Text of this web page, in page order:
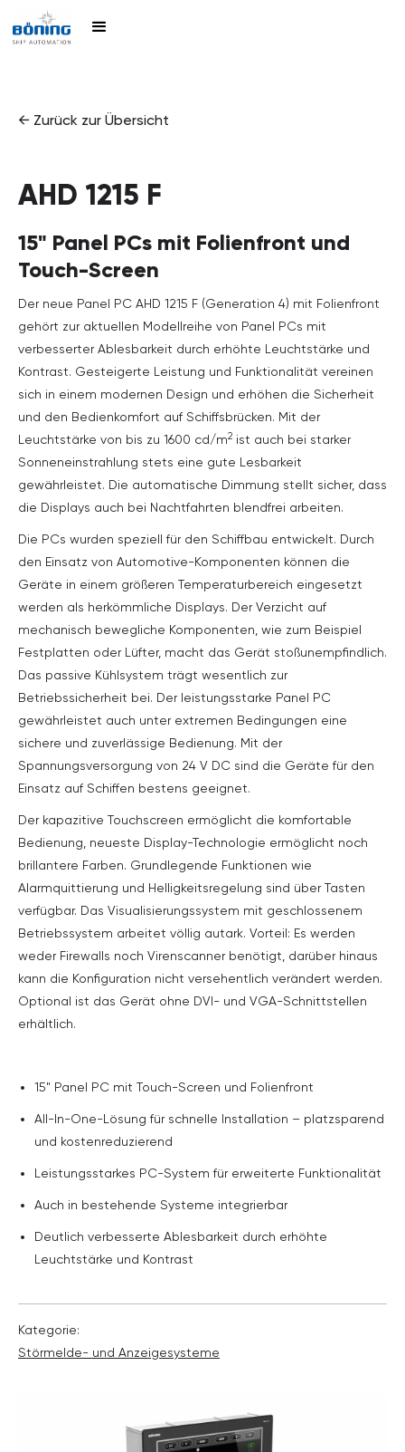
← Zurück zur Übersicht
AHD 1215 F
15" Panel PCs mit Folienfront und
Touch-Screen
Der neue Panel PC AHD 1215 F (Generation 4) mit Folienfront
gehört zur aktuellen Modellreihe von Panel PCs mit
verbesserter Ablesbarkeit durch erhöhte Leuchtstärke und
Kontrast. Gesteigerte Leistung und Funktionalität vereinen
sich in einem modernen Design und erhöhen die Sicherheit
und den Bedienkomfort auf Schiffsbrücken. Mit der
Leuchtstärke von bis zu 1600 cd/m2 ist auch bei starker
Sonneneinstrahlung stets eine gute Lesbarkeit
gewährleistet. Die automatische Dimmung stellt sicher, dass
die Displays auch bei Nachtfahrten blendfrei arbeiten.
Die PCs wurden speziell für den Schiffbau entwickelt. Durch
den Einsatz von Automotive-Komponenten können die
Geräte in einem größeren Temperaturbereich eingesetzt
werden als herkömmliche Displays. Der Verzicht auf
mechanisch bewegliche Komponenten, wie zum Beispiel
Festplatten oder Lüfter, macht das Gerät stoßunempfindlich.
Das passive Kühlsystem trägt wesentlich zur
Betriebssicherheit bei. Der leistungsstarke Panel PC
gewährleistet auch unter extremen Bedingungen eine
sichere und zuverlässige Bedienung. Mit der
Spannungsversorgung von 24 V DC sind die Geräte für den
Einsatz auf Schiffen bestens geeignet.
Der kapazitive Touchscreen ermöglicht die komfortable
Bedienung, neueste Display-Technologie ermöglicht noch
brillantere Farben. Grundlegende Funktionen wie
Alarmquittierung und Helligkeitsregelung sind über Tasten
verfügbar. Das Visualisierungssystem mit geschlossenem
Betriebssystem arbeitet völlig autark. Vorteil: Es werden
weder Firewalls noch Virenscanner benötigt, darüber hinaus
kann die Konfiguration nicht versehentlich verändert werden.
Optional ist das Gerät ohne DVI- und VGA-Schnittstellen
erhältlich.
15" Panel PC mit Touch-Screen und Folienfront
All-In-One-Lösung für schnelle Installation – platzsparend
und kostenreduzierend
Leistungsstarkes PC-System für erweiterte Funktionalität
Auch in bestehende Systeme integrierbar
Deutlich verbesserte Ablesbarkeit durch erhöhte
Leuchtstärke und Kontrast
Kategorie:
Störmelde- und Anzeige­systeme